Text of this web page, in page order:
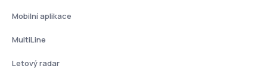
Mobilní aplikace
MultiLine
Letový radar